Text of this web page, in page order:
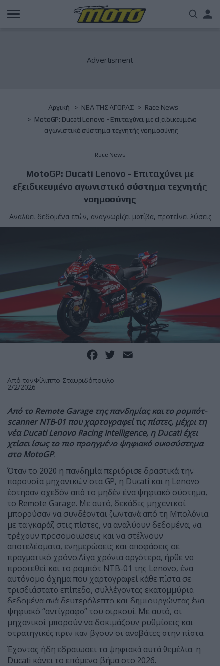
Παράκαμψη
προς
Breadcrumb
Αρχική NΕΑ ΤΗΣ ΑΓΟΡΑΣ
Race News
MotoGP: Ducati Lenovo - Eπιταχύνει με εξειδικευμένο
αγωνιστικό σύστημα τεχνητής νοημοσύνης
Race News
MotoGP: Ducati Lenovo - Eπιταχύνει με
εξειδικευμένο αγωνιστικό σύστημα τεχνητής
νοημοσύνης
Αναλύει δεδομένα ετών, αναγνωρίζει μοτίβα, προτείνει λύσεις
Facebook
Twitter
Από τονΦίλιππο Σταυριδόπουλο
2/2/2026
Από το Remote Garage της πανδημίας και το ρομπότ-
scanner NTB-01 που χαρτογραφεί τις πίστες, μέχρι τη
νέα Ducati Lenovo Racing Intelligence, η Ducati έχει
χτίσει ίσως το πιο προηγμένο ψηφιακό οικοσύστημα
στο MotoGP.
Όταν το 2020 η πανδημία περιόρισε δραστικά την
παρουσία μηχανικών στα GP, η Ducati και η Lenovo
έστησαν σχεδόν από το μηδέν ένα ψηφιακό σύστημα,
το Remote Garage. Με αυτό, δεκάδες μηχανικοί
μπορούσαν να συνδέονται ζωντανά από τη Μπολόνια
με τα γκαράζ στις πίστες, να αναλύουν δεδομένα, να
τρέχουν προσομοιώσεις και να στέλνουν
αποτελέσματα, ενημερώσεις και αποφάσεις σε
πραγματικό χρόνο.Λίγα χρόνια αργότερα, ήρθε να
προστεθεί και το ρομπότ NTB-01 της Lenovo, ένα
αυτόνομο όχημα που χαρτογραφεί κάθε πίστα σε
τρισδιάστατο επίπεδο, συλλέγοντας εκατομμύρια
δεδομένα ανά δευτερόλεπτο και δημιουργώντας ένα
ψηφιακό “αντίγραφο” του σιρκουί. Με αυτό, οι
μηχανικοί μπορούν να δοκιμάζουν ρυθμίσεις και
στρατηγικές πριν καν βγουν οι αναβάτες στην πίστα.
Έχοντας ήδη εδραιώσει τα ψηφιακά αυτά θεμέλια, η
Ducati κάνει το επόμενο βήμα στο 2026.